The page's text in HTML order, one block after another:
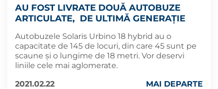
AU FOST LIVRATE DOUĂ AUTOBUZE
ARTICULATE, DE ULTIMĂ GENERAȚIE
Autobuzele Solaris Urbino 18 hybrid au o
capacitate de 145 de locuri, din care 45 sunt pe
scaune și o lungime de 18 metri. Vor deservi
liniile cele mai aglomerate.
2021.02.22
MAI DEPARTE